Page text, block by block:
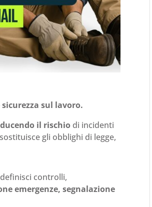
sul lavoro.
il rischio di incidenti
gli obblighi di legge,
controlli,
emergenze, segnalazione